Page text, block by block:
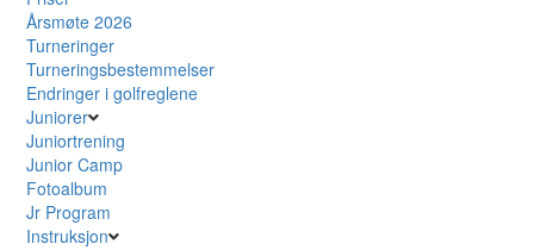
Årsmøte 2026
Turneringer
Turneringsbestemmelser
Endringer i golfreglene
Juniorer
Juniortrening
Junior Camp
Fotoalbum
Jr Program
Instruksjon